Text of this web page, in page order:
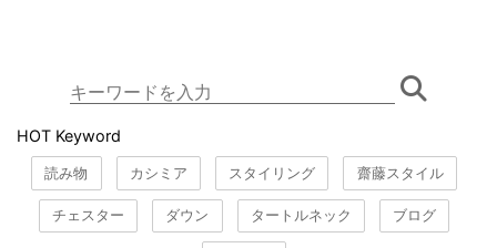
HOT Keyword
読み物 カシミア スタイリング 齋藤スタイル
チェスター ダウン タートルネック ブログ